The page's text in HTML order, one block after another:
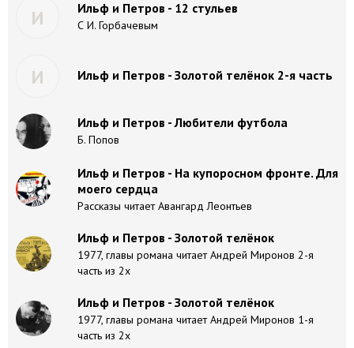
И Ильф и Петров - 12 стульев
С И. Горбачевым
И Ильф и Петров - Золотой телёнок 2-я часть
Ильф и Петров - Любители футбола
Б. Попов
Ильф и Петров - На купоросном фронте. Для
моего сердца
Рассказы читает Авангард Леонтьев
Ильф и Петров - Золотой телёнок
1977, главы романа читает Андрей Миронов 2-я
часть из 2х
Ильф и Петров - Золотой телёнок
1977, главы романа читает Андрей Миронов 1-я
часть из 2х